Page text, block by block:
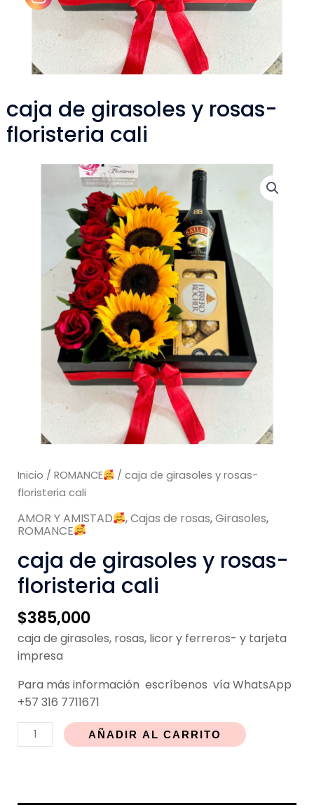
caja de girasoles y rosas-
floristeria cali
Inicio / ROMANCE
/ caja de girasoles y rosas-
floristeria cali
AMOR Y AMISTAD ,Cajas de rosas,Girasoles,
ROMANCE
caja de girasoles y rosas-
floristeria cali
$385,000
caja de girasoles, rosas, licor y ferreros- y tarjeta
impresa
Para más información escríbenos vía WhatsApp
+57 316 7711671
girasoles
floristeria
cantidad
AÑADIR AL CARRITO